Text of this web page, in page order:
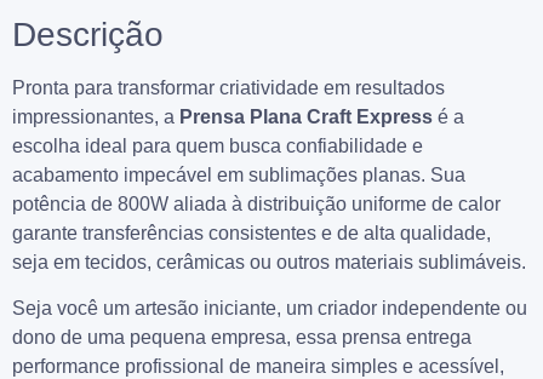
Descrição
Pronta para transformar criatividade em resultados
impressionantes, a Prensa Plana Craft Express é a
escolha ideal para quem busca confiabilidade e
acabamento impecável em sublimações planas. Sua
potência de 800W aliada à distribuição uniforme de calor
garante transferências consistentes e de alta qualidade,
seja em tecidos, cerâmicas ou outros materiais sublimáveis.
Seja você um artesão iniciante, um criador independente ou
dono de uma pequena empresa, essa prensa entrega
performance profissional de maneira simples e acessível,